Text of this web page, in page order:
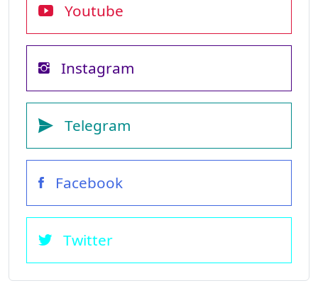
Youtube
Instagram
Telegram
Facebook
Twitter